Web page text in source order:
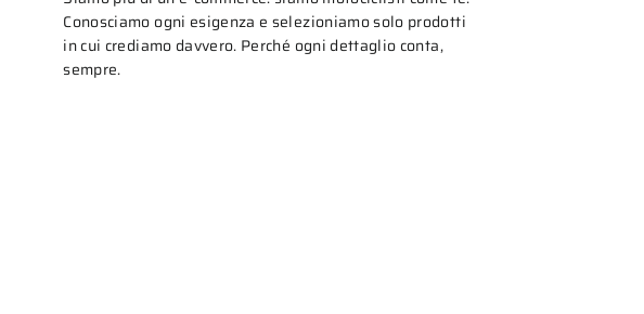
Conosciamo ogni esigenza e selezioniamo solo prodotti
in cui crediamo davvero. Perché ogni dettaglio conta,
sempre.